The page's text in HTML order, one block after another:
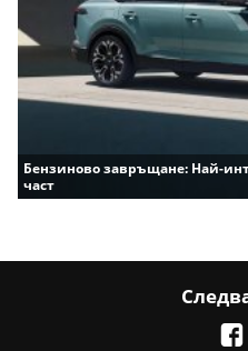
Бензиново завръщане: Най-
част